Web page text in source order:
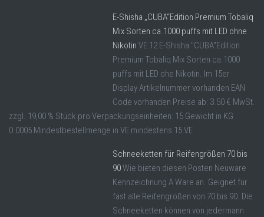
E-Shisha „CUBA“Edition Premium Tobaliq
Mix Sorten ca.1000 puffs mit LED ohne
Nikotin VE:12 E-Shisha "CUBA"Edition
Premium Tobaliq Mix Sorten ca.1000
puffs mit LED ohe Nikotin. Im 15er
Display Artikelnummer vorhanden EAN
Code vorhanden Preise ab: 3.50 € MwSt.
zzgl. 19,00 % Stück pro Verpackungseinheiten: 15 Gewicht in KG
0.0005 Mindestbestellmenge in VE mindestens 15 VE
Schneeketten für Reifengrößen 70 bis
90Wie bieten diesen Posten Neuware
Kennzeichnung A Ware an. Geignet für
fast alle Reifengrößen von 70 bis 90. Die
Schneeketten können von jedermann